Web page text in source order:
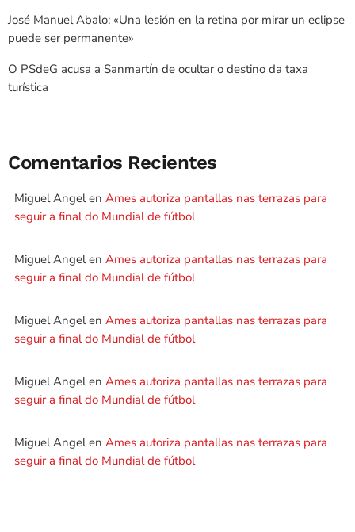
José Manuel Abalo: «Una lesión en la retina por mirar un eclipse
puede ser permanente»
O PSdeG acusa a Sanmartín de ocultar o destino da taxa
turística
Comentarios Recientes
Miguel Angelen Ames autoriza pantallas nas terrazas para
seguir a final do Mundial de fútbol
Miguel Angelen Ames autoriza pantallas nas terrazas para
seguir a final do Mundial de fútbol
Miguel Angelen Ames autoriza pantallas nas terrazas para
seguir a final do Mundial de fútbol
Miguel Angelen Ames autoriza pantallas nas terrazas para
seguir a final do Mundial de fútbol
Miguel Angelen Ames autoriza pantallas nas terrazas para
seguir a final do Mundial de fútbol